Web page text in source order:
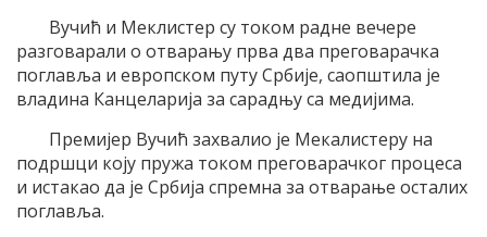
Вучић и Меклистер су током радне вечере
разговарали о отварању прва два преговарачка
поглавља и европском путу Србије, саопштила је
владина Канцеларија за сарадњу са медијима.
Премијер Вучић захвалио је Мекалистеру на
подршци коју пружа током преговарачког процеса
и истакао да је Србија спремна за отварање осталих
поглавља.